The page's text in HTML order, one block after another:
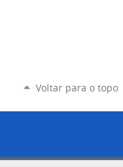
Voltar para o topo